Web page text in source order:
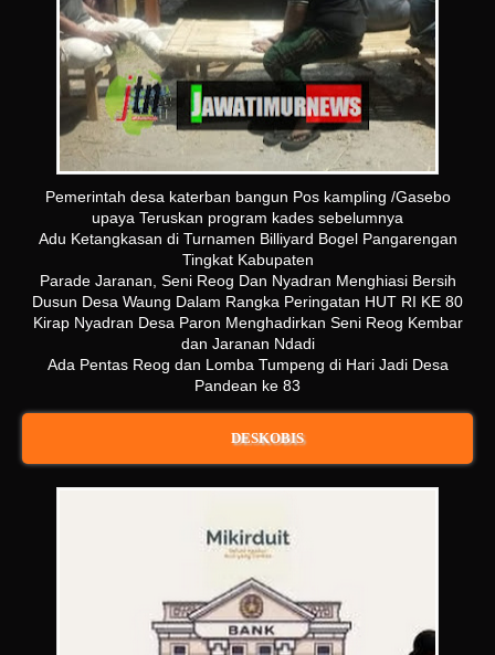
Pemerintah desa katerban bangun Pos kampling /Gasebo
upaya Teruskan program kades sebelumnya
Adu Ketangkasan di Turnamen Billiyard Bogel Pangarengan
Tingkat Kabupaten
Parade Jaranan, Seni Reog Dan Nyadran Menghiasi Bersih
Dusun Desa Waung Dalam Rangka Peringatan HUT RI KE 80
Kirap Nyadran Desa Paron Menghadirkan Seni Reog Kembar
dan Jaranan Ndadi
Ada Pentas Reog dan Lomba Tumpeng di Hari Jadi Desa
Pandean ke 83
DESKOBIS